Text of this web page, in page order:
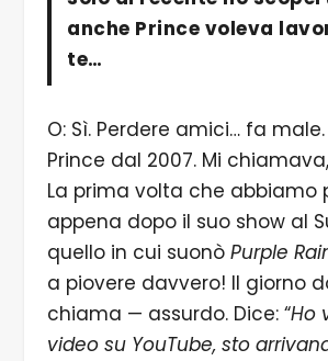
anche Prince voleva
te…
O: Sì. Perdere amici… fa
Prince dal 2007. Mi
La prima volta che abbiamo
appena dopo il suo show al
quello in cui suonò Purple
a piovere davvero! Il giorno
chiama — assurdo. Dice: “Ho
video su YouTube, sto